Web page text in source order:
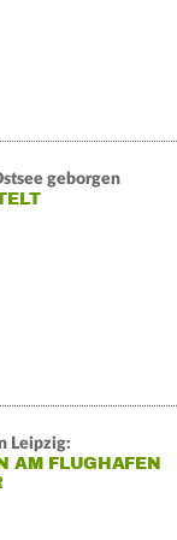
geborgen
Leipzig:
AM FLUGHAFEN